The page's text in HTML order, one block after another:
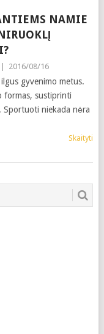
NAMIE
2016/08/16
gyvenimo metus.
formas, sustiprinti
niekada nėra
Skaityti